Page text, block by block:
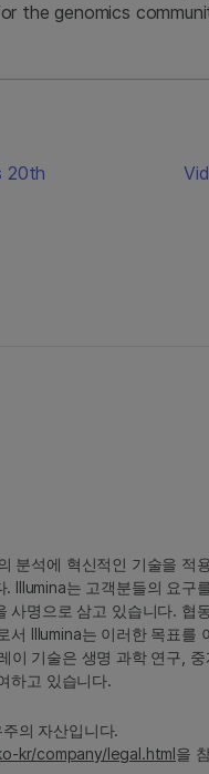
the genomics
20th
분석에 혁신적인 기술을 적
Illumina는 고객분들의 요구
사명으로 삼고 있습니다. 협
서 Illumina는 이러한 목표를
이 기술은 생명 과학 연구,
하고 있습니다.
의 자산입니다.
kr/company/legal.html을